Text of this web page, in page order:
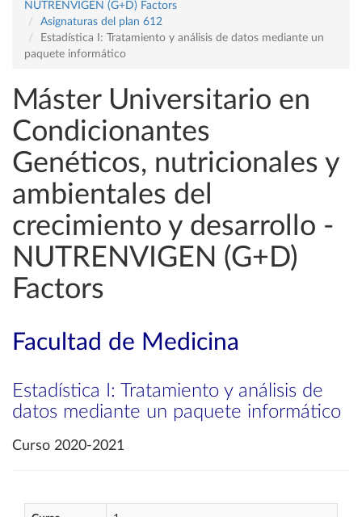
NUTRENVIGEN (G+D) Factors
Asignaturas del plan 612
Estadística I: Tratamiento y análisis de datos mediante un
paquete informático
Máster Universitario en
Condicionantes
Genéticos, nutricionales y
ambientales del
crecimiento y desarrollo -
NUTRENVIGEN (G+D)
Factors
Facultad de Medicina
Estadística I: Tratamiento y análisis de
datos mediante un paquete informático
Curso 2020-2021